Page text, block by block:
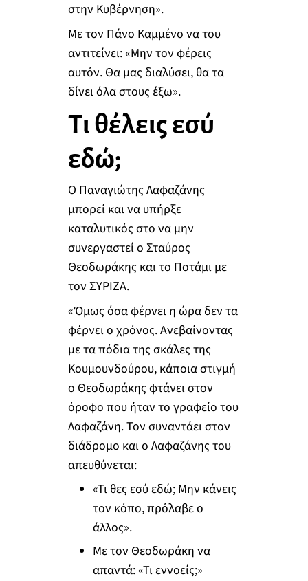
στην Κυβέρνηση».
Με τον Πάνο Καμμένο να του
αντιτείνει: «Μην τον φέρεις
αυτόν. Θα μας διαλύσει, θα τα
δίνει όλα στους έξω».
Τι θέλεις εσύ
εδώ;
Ο Παναγιώτης Λαφαζάνης
μπορεί και να υπήρξε
καταλυτικός στο να μην
συνεργαστεί ο Σταύρος
Θεοδωράκης και το Ποτάμι με
τον ΣΥΡΙΖΑ.
«Όμως όσα φέρνει η ώρα δεν τα
φέρνει ο χρόνος. Ανεβαίνοντας
με τα πόδια της σκάλες της
Κουμουνδούρου, κάποια στιγμή
ο Θεοδωράκης φτάνει στον
όροφο που ήταν το γραφείο του
Λαφαζάνη. Τον συναντάει στον
διάδρομο και ο Λαφαζάνης του
απευθύνεται:
«Τι θες εσύ εδώ; Μην κάνεις
τον κόπο, πρόλαβε ο
άλλος».
Με τον Θεοδωράκη να
απαντά: «Τι εννοείς;»